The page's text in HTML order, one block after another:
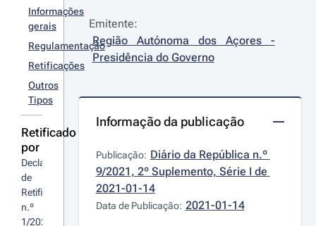
Informações
gerais
Regulamentação
Retificações
Outros
Tipos
Retificado
por
Declaração
de
Retificação
n.º
1/2021/A
Emitente:
Região Autónoma dos Açores -
Presidência do Governo
Informação da publicação
Publicação: Diário da República n.º
9/2021, 2º Suplemento, Série I de
2021-01-14
Data de Publicação: 2021-01-14